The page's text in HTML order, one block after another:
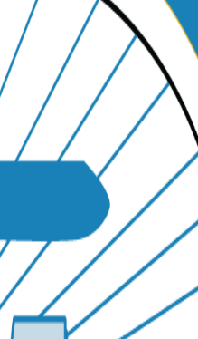
C. Sandino (MGA).
C. Sandino (MGA). Puedes